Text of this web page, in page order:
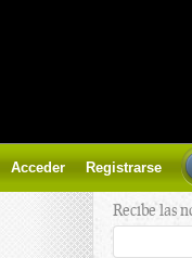
Acceder Registrarse
Recibe las